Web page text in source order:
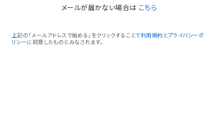
メールが届かない場合は こちら
上記の「メールアドレスで始める」をクリックすることで利用規約 とプライバシーポ
リシーに同意したものとみなされます。